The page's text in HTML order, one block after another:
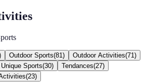
Outdoor Sports(81 ) Outdoor Activities(71 )
Unique Sports(30) Tendances(27)
(23)